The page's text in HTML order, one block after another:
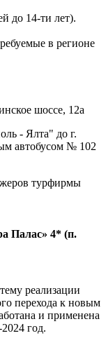
до 14-ти лет).
в регионе
шоссе, 12а
- Ялта" до г.
автобусом № 102
турфирмы
Палас» 4* (п.
реализации
перехода к новым
и применена
год.